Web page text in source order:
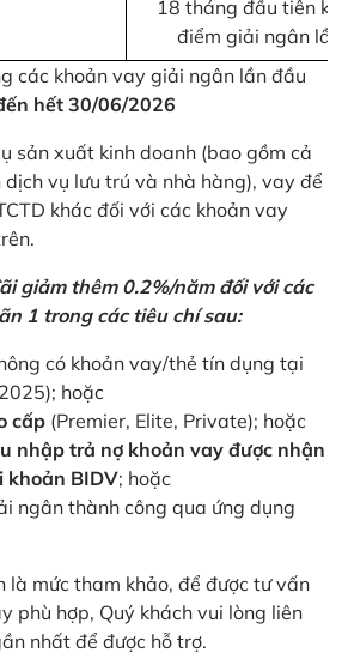
18 tháng đầu tiên
điểm giải ngân
các khoản vay giải ngân lần đầu
hết 30/06/2026
sản xuất kinh doanh (bao gồm cả
dịch vụ lưu trú và nhà hàng), vay để
khác đối với các khoản vay
giảm thêm 0.2%/năm đối với các
1 trong các tiêu chí sau:
có khoản vay/thẻ tín dụng tại
hoặc
cấp (Premier, Elite, Private); hoặc
nhập trả nợ khoản vay được nhận
khoản BIDV; hoặc
ngân thành công qua ứng dụng
là mức tham khảo, để được tư vấn
phù hợp, Quý khách vui lòng liên
nhất để được hỗ trợ.